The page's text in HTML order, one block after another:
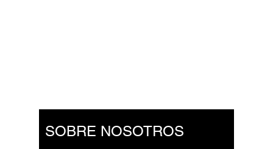
SOBRE NOSOTROS